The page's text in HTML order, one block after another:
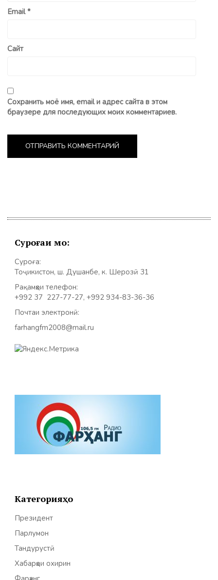
Email*
Сайт
Сохранить моё имя, email и адрес сайта в этом
браузере для последующих моих комментариев.
Суроғаи мо:
Суроға:
Тоҷикистон, ш. Душанбе, к. Шерозӣ 31
Рақамҳои телефон:
+992 37 227-77-27, +992 934-83-36-36
Почтаи электронӣ:
farhangfm2008@mail.ru
Категорияҳо
Президент
Парлумон
Тандурустӣ
Хабарҳои охирин